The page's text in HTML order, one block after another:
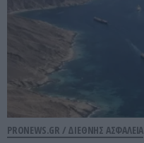
PRONEWS.GR / ΔΙΕΘΝΗΣ ΑΣΦΑΛΕΙΑ